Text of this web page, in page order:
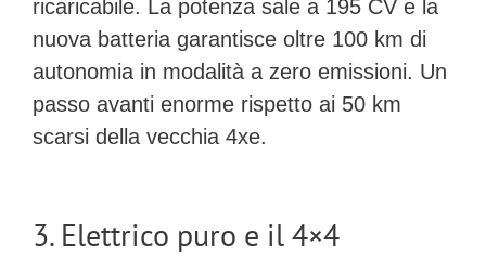
ricaricabile. La potenza sale a 195 CV e la
nuova batteria garantisce oltre 100 km di
autonomia in modalità a zero emissioni. Un
passo avanti enorme rispetto ai 50 km
scarsi della vecchia 4xe.
3. Elettrico puro e il 4×4